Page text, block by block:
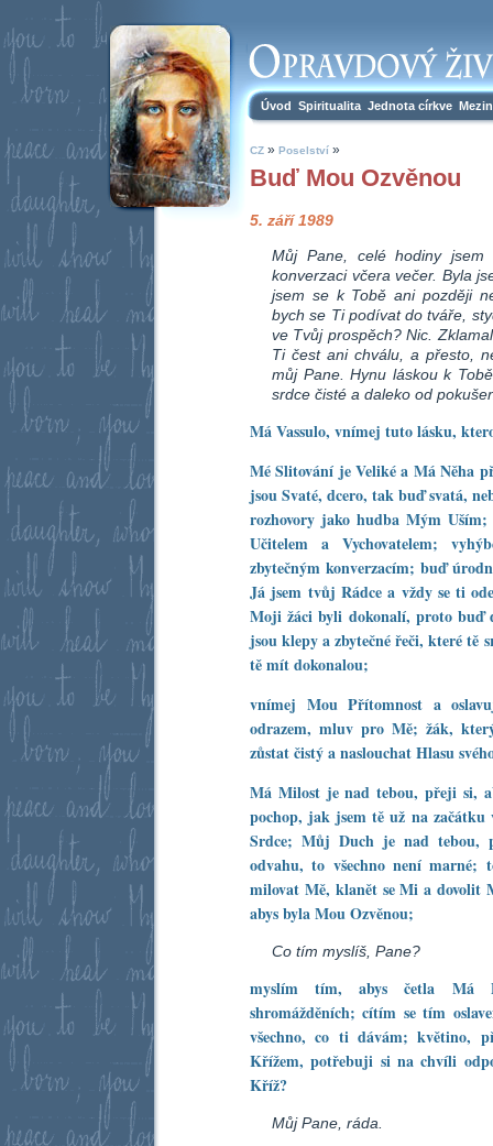
Úvod Spiritualita Jednota církve
CZ » Poselství »
Buď Mou Ozvěnou
5. září 1989
Můj Pane, celé hodiny jsem
konverzaci včera večer. Byla
jsem se k Tobě ani později
bych se Ti podívat do tváře,
ve Tvůj prospěch? Nic.
Ti čest ani chválu, a přesto,
můj Pane. Hynu láskou k
srdce čisté a daleko od
Má Vassulo, vnímej tuto lásku,
Mé Slitování je Veliké a Má Něha
jsou Svaté, dcero, tak buď svatá,
rozhovory jako hudba Mým
Učitelem a Vychovatelem;
zbytečným konverzacím; buď
Já jsem tvůj Rádce a vždy se ti
Moji žáci byli dokonalí, proto buď
jsou klepy a zbytečné řeči, které
tě mít dokonalou;
vnímej Mou Přítomnost a
odrazem, mluv pro Mě; žák,
zůstat čistý a naslouchat Hlasu
Má Milost je nad tebou, přeji si,
pochop, jak jsem tě už na začátku
Srdce; Můj Duch je nad tebou,
odvahu, to všechno není marné;
milovat Mě, klanět se Mi a
abys byla Mou Ozvěnou;
Co tím myslíš, Pane?
myslím tím, abys četla Má
shromážděních; cítím se tím
všechno, co ti dávám; květino,
Křížem, potřebuji si na chvíli
Kříž?
Můj Pane, ráda.